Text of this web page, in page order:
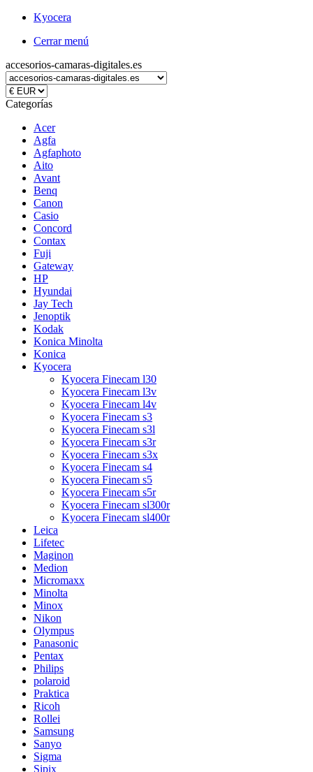
Kyocera
Cerrar menú
accesorios-camaras-digitales.es
Categorías
Acer
Agfa
Agfaphoto
Aito
Avant
Benq
Canon
Casio
Concord
Contax
Fuji
Gateway
HP
Hyundai
Jay Tech
Jenoptik
Kodak
Konica Minolta
Konica
Kyocera
Kyocera Finecam l30
Kyocera Finecam l3v
Kyocera Finecam l4v
Kyocera Finecam s3
Kyocera Finecam s3l
Kyocera Finecam s3r
Kyocera Finecam s3x
Kyocera Finecam s4
Kyocera Finecam s5
Kyocera Finecam s5r
Kyocera Finecam sl300r
Kyocera Finecam sl400r
Leica
Lifetec
Maginon
Medion
Micromaxx
Minolta
Minox
Nikon
Olympus
Panasonic
Pentax
Philips
polaroid
Praktica
Ricoh
Rollei
Samsung
Sanyo
Sigma
Sipix